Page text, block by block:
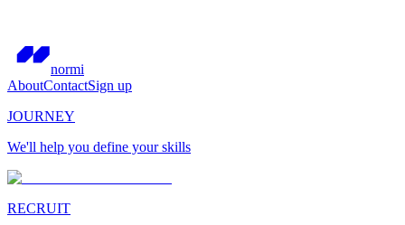
normi
AboutContactSign up
JOURNEY
We'll help you define your skills
RECRUIT